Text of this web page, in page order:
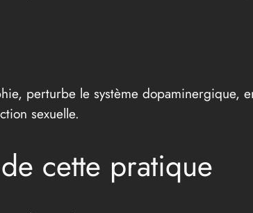
perturbe le système dopaminergique,
sexuelle.
cette pratique